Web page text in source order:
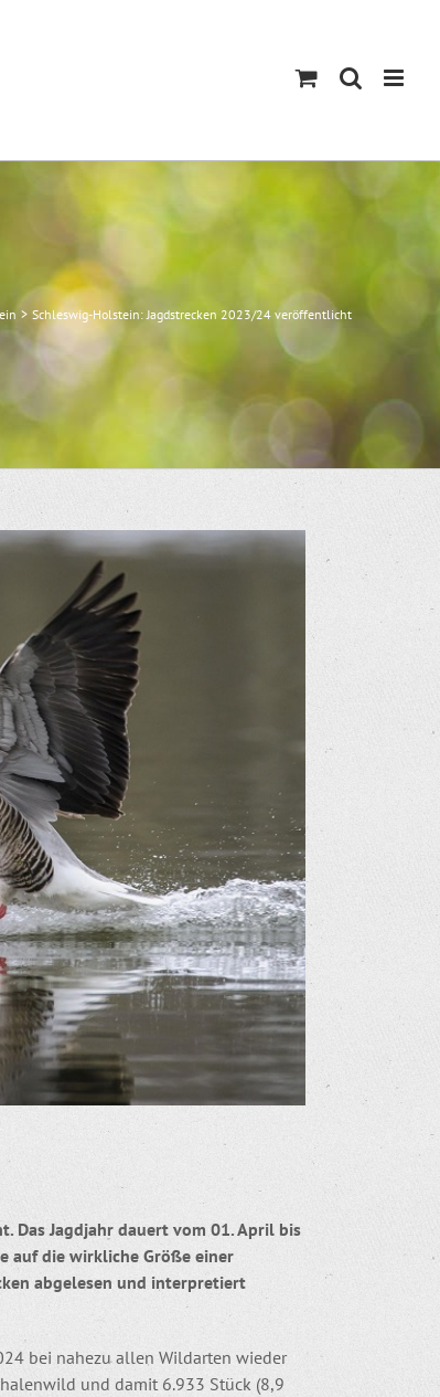
Schleswig-Holstein: Jagdstrecken 2023/24 veröffentlicht
Das Jagdjahr dauert vom 01. April bis
auf die wirkliche Größe einer
abgelesen und interpretiert
bei nahezu allen Wildarten wieder
und damit 6.933 Stück (8,9